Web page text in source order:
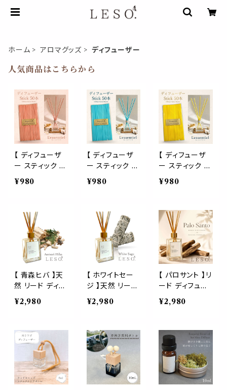
ホーム アロマグッズ ディフューザー
人気商品はこちらから
【 ディフューザ
ー スティック 】
桜 ピンク 50本
リード 超 拡散
フレグランス ア
ロマ 香水 精油
玄関 トイレ 消臭
寝室 ルーム ショ
ップ 店舗 美容
珊瑚 春
¥980
【 ディフューザ
ー スティック 】
海 ブルー 50本
青 リード 超 拡
替 フレグランス
アロマ 香水 精
油 玄関 トイレ
消臭 寝室 ルー
ム ショップ 店舗
美容 水 夏
¥980
【 ディフューザ
ー スティック 】
シトラス イエロ
ー 50本 黄 リー
ファイバー ラタ
ン 製 詰替 フレ
グランス アロマ
香水 精油 玄関
トイレ 消臭 寝室
ルーム ショップ
店舗 美容 水 夏
¥980
【 青森ヒバ 】天
然 リード ディフ
ューザー 50ml
木 森 香木 杜
ランス ルーム 虫
除け 浄化 瞑想
ヨガ 空間 リラッ
クス プレゼント
¥2,980
【 ホワイトセー
ジ 】天然 リード
ディフューザー
50ml 浄化 フレ
風運 運気 虫 魔
除け 瞑想 ヨガ
空間 リラックス
プレゼント
¥2,980
【 パロサント 】リ
ード ディフュー
ザー 50ml｜Pa
lo Santo 日本
ランス アロマ ウ
ッディ 甘い香り
玄関 寝室 リビ
ング ギフト LES
O. レソット
¥2,980